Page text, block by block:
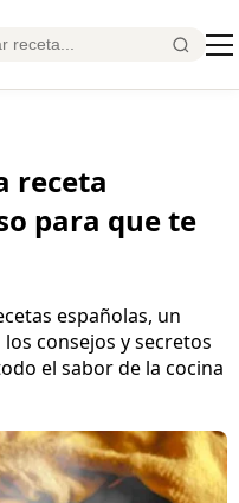
receta
para que te
españolas, un
consejos y secretos
el sabor de la cocina